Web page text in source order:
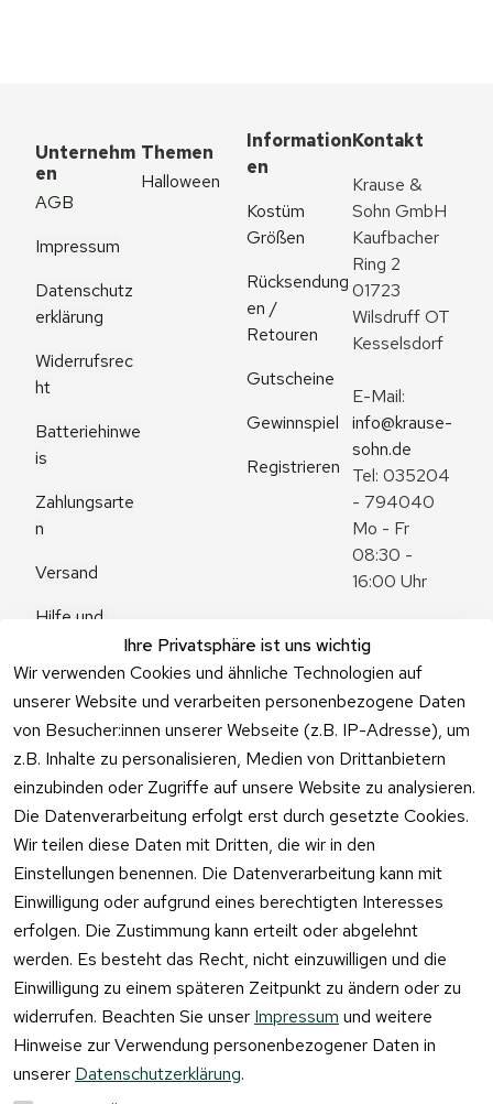
Ihre Privatsphäre ist uns wichtig
Wir verwenden Cookies und ähnliche Technologien auf
unserer Website und verarbeiten personenbezogene Daten
von Besucher:innen unserer Webseite (z.B. IP-Adresse), um
z.B. Inhalte zu personalisieren, Medien von Drittanbietern
einzubinden oder Zugriffe auf unsere Website zu analysieren.
Die Datenverarbeitung erfolgt erst durch gesetzte Cookies.
Wir teilen diese Daten mit Dritten, die wir in den
Einstellungen benennen. Die Datenverarbeitung kann mit
Einwilligung oder aufgrund eines berechtigten Interesses
erfolgen. Die Zustimmung kann erteilt oder abgelehnt
werden. Es besteht das Recht, nicht einzuwilligen und die
Einwilligung zu einem späteren Zeitpunkt zu ändern oder zu
widerrufen. Beachten Sie unser Impressum und weitere
Hinweise zur Verwendung personenbezogener Daten in
unserer Datenschutzerklärung.
Unternehm
en
AGB
Impressum
Datenschutz
erklärung
Widerrufsrec
ht
Batteriehinwe
is
Zahlungsarte
n
Versand
Hilfe und
Fragen
Themen
Halloween
Information
en
Kostüm
Größen
Rücksendung
en /
Retouren
Gutscheine
Gewinnspiel
Registrieren
Kontakt
Krause &
Sohn GmbH
Kaufbacher
Ring 2
01723
Wilsdruff OT
Kesselsdorf
info@krause-
sohn.de
Tel: 035204
- 794040
Mo - Fr
08:30 -
16:00 Uhr
Zum
Kontaktformu
lar
Vertrag
widerrufen